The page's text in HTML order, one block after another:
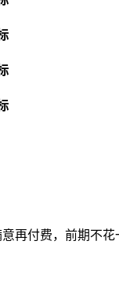
再付费，前期不